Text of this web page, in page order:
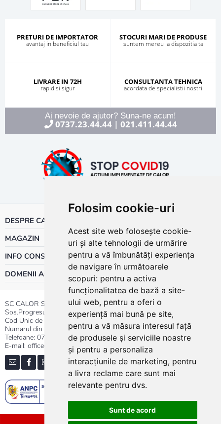
Folosim cookie-uri
Acest site web folosește cookie-
uri și alte tehnologii de urmărire
pentru a vă îmbunătăți experiența
de navigare în următoarele
scopuri: pentru a activa
funcționalitatea de bază a site-
ului web, pentru a oferi o
experiență mai bună pe site,
pentru a vă măsura interesul față
de produsele și serviciile noastre
și pentru a personaliza
interacțiunile de marketing, pentru
a livra reclame care sunt mai
relevante pentru dvs.
Sunt de acord
PRETURI DE IMPORTATOR
avantaj in beneficiul tau
STOCURI MARI DE PRODUSE
suntem mereu la dispozitia ta
LIVRARE IN 72H
rapid si sigur
CONSULTANTA TEHNICA
acordata de specialistii nostri
Ai nevoie de ajutor? Suna-ne acum!
0737.23.44.44| 021.411.44.44
DESPRE CALOR
MAGAZIN
INFO CONSUMATOR
DOMENII ACTIVITATE
SC CALOR SRL
Sos.Progresului nr.30-40, Sector 5, Bucuresti
Cod Unic de Inregistrare: RO 3004724
Numarul din Registrul Comertului:J40/13176/1991
Telefoane: 0737.23.44.44|021.411.44.44
E-mail: office@calor.ro